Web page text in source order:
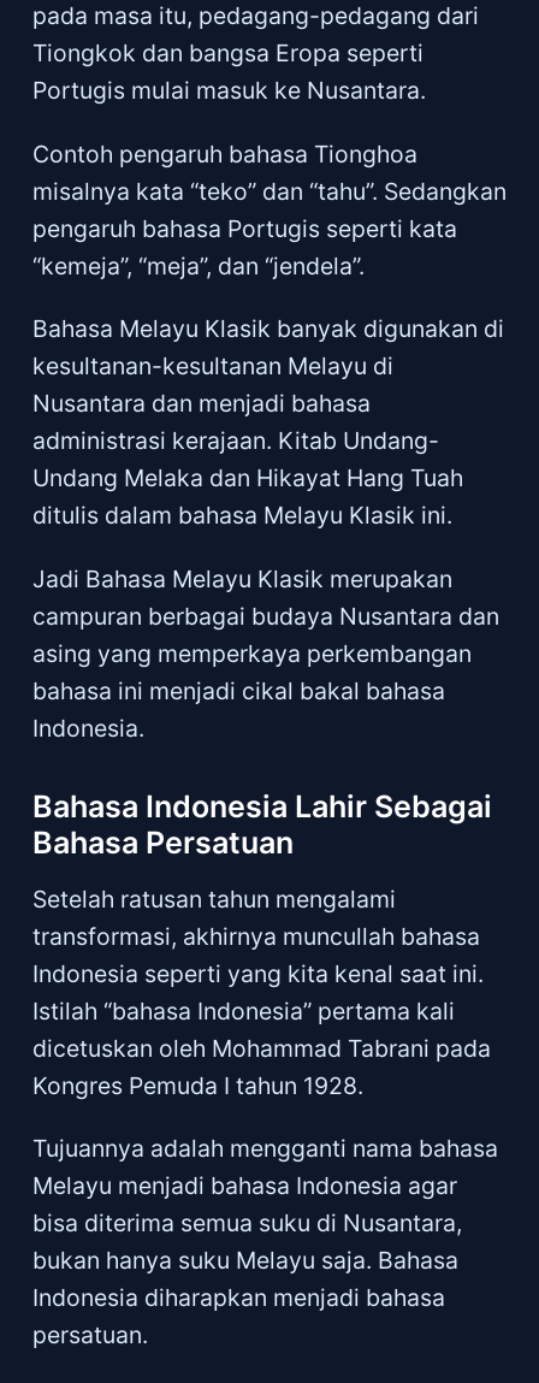
pada masa itu, pedagang-pedagang dari
Tiongkok dan bangsa Eropa seperti
Portugis mulai masuk ke Nusantara.
Contoh pengaruh bahasa Tionghoa
misalnya kata “teko” dan “tahu”. Sedangkan
pengaruh bahasa Portugis seperti kata
“kemeja”, “meja”, dan “jendela”.
Bahasa Melayu Klasik banyak digunakan di
kesultanan-kesultanan Melayu di
Nusantara dan menjadi bahasa
administrasi kerajaan. Kitab Undang-
Undang Melaka dan Hikayat Hang Tuah
ditulis dalam bahasa Melayu Klasik ini.
Jadi Bahasa Melayu Klasik merupakan
campuran berbagai budaya Nusantara dan
asing yang memperkaya perkembangan
bahasa ini menjadi cikal bakal bahasa
Indonesia.
Bahasa Indonesia Lahir Sebagai
Bahasa Persatuan
Setelah ratusan tahun mengalami
transformasi, akhirnya muncullah bahasa
Indonesia seperti yang kita kenal saat ini.
Istilah “bahasa Indonesia” pertama kali
dicetuskan oleh Mohammad Tabrani pada
Kongres Pemuda I tahun 1928.
Tujuannya adalah mengganti nama bahasa
Melayu menjadi bahasa Indonesia agar
bisa diterima semua suku di Nusantara,
bukan hanya suku Melayu saja. Bahasa
Indonesia diharapkan menjadi bahasa
persatuan.